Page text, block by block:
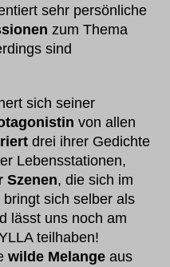
sehr persönliche
zum Thema
sind
sich seiner
von allen
drei ihrer Gedichte
Lebensstationen,
Szenen, die sich im
sich selber als
lässt uns noch am
teilhaben!
wilde Melange aus